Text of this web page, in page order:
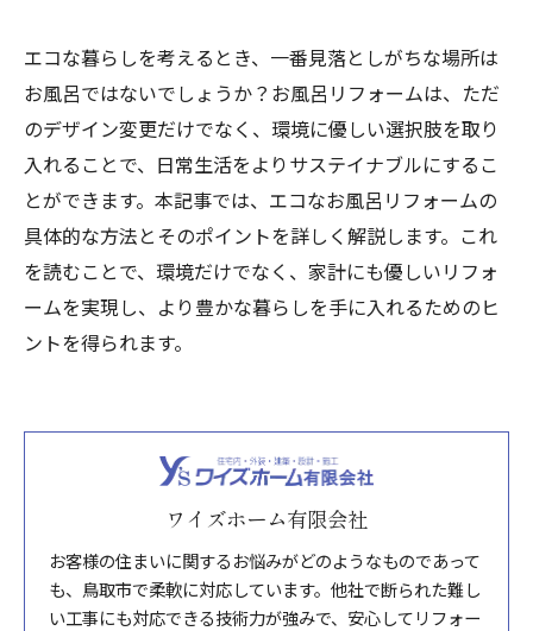
エコな暮らしを考えるとき、一番見落としがちな場所は
お風呂ではないでしょうか？お風呂リフォームは、ただ
のデザイン変更だけでなく、環境に優しい選択肢を取り
入れることで、日常生活をよりサステイナブルにするこ
とができます。本記事では、エコなお風呂リフォームの
具体的な方法とそのポイントを詳しく解説します。これ
を読むことで、環境だけでなく、家計にも優しいリフォ
ームを実現し、より豊かな暮らしを手に入れるためのヒ
ントを得られます。
ワイズホーム有限会社
お客様の住まいに関するお悩みがどのようなものであって
も、鳥取市で柔軟に対応しています。他社で断られた難し
い工事にも対応できる技術力が強みで、安心してリフォー